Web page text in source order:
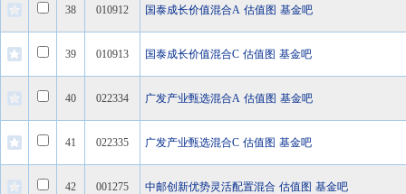
38 010912 国泰成长价值混合A 估值图 基金吧
39 010913 国泰成长价值混合C 估值图 基金吧
40 022334 广发产业甄选混合A 估值图 基金吧
41 022335 广发产业甄选混合C 估值图 基金吧
42 001275 中邮创新优势灵活配置混合 估值图 基金吧